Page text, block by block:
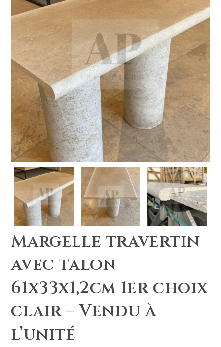
Margelle travertin
avec talon
61x33x1,2cm 1er choix
clair – Vendu à
l’unité